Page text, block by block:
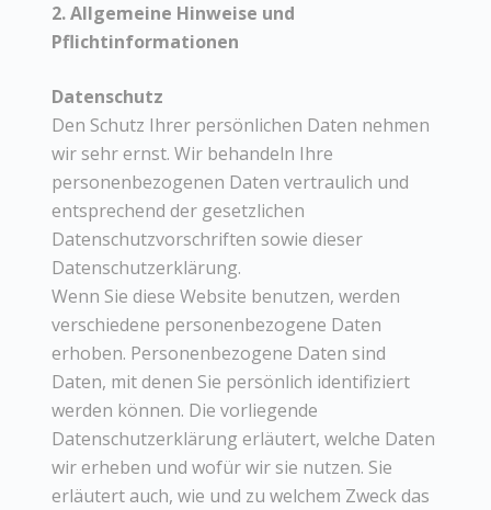
2. Allgemeine Hinweise und
Pflichtinformationen
Datenschutz
Den Schutz Ihrer persönlichen Daten nehmen
wir sehr ernst. Wir behandeln Ihre
personenbezogenen Daten vertraulich und
entsprechend der gesetzlichen
Datenschutzvorschriften sowie dieser
Datenschutzerklärung.
Wenn Sie diese Website benutzen, werden
verschiedene personenbezogene Daten
erhoben. Personenbezogene Daten sind
Daten, mit denen Sie persönlich identifiziert
werden können. Die vorliegende
Datenschutzerklärung erläutert, welche Daten
wir erheben und wofür wir sie nutzen. Sie
erläutert auch, wie und zu welchem Zweck das